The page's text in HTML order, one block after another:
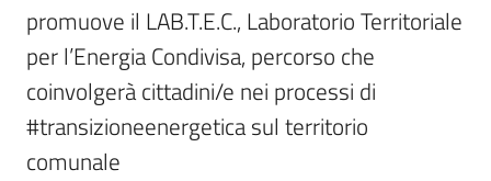
Ravarino
Menu selezionato
Tutti
promuove il LAB.T.E.C., Laboratorio Territoriale
per l’Energia Condivisa, percorso che
coinvolgerà cittadini/e nei processi di
#transizioneenergetica sul territorio
comunale